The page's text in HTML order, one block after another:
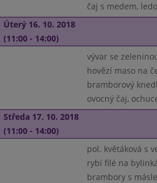
čaj s medem,
Úterý 16. 10. 2018
(11:00 - 14:00)
vývar se
hovězí maso na
bramborový
ovocný čaj,
Středa 17. 10. 2018
(11:00 - 14:00)
pol. květáková s
rybí filé na
brambory s